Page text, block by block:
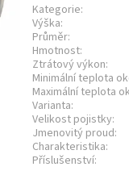
Kategorie:
Výška:
Průměr:
Hmotnost:
Ztrátový výkon:
Minimální teplota
Maximální teplota
Varianta:
Velikost pojistky:
Jmenovitý proud:
Charakteristika:
Příslušenství: